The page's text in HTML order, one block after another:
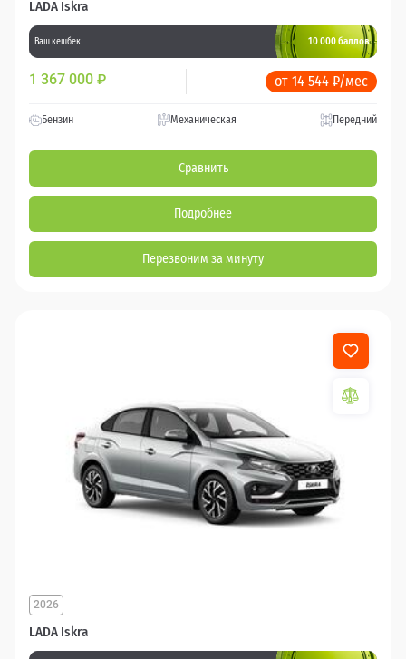
LADA Iskra
Ваш кешбек 10 000 баллов
1 367 000 ₽ от 14 544 ₽/мес
Бензин Механическая Передний
Сравнить
Подробнее
Перезвоним за минуту
LADA Iskra
2026